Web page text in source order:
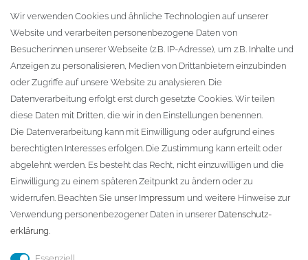
Warenkorb
Zur Kasse
KONTAKT
Fa. Steffen Jost
Söbrigener Weg 50
D-01796 Pirna
Telefon:+49 (0)3501 507295
info@dach-teufel.de
Wir verwenden Cookies und ähnliche Technologien auf unserer
Website und verarbeiten personenbezogene Daten von
Besucher:innen unserer Webseite (z.B. IP-Adresse), um z.B. Inhalte und
Anzeigen zu personalisieren, Medien von Drittanbietern einzubinden
oder Zugriffe auf unsere Website zu analysieren. Die
Datenverarbeitung erfolgt erst durch gesetzte Cookies. Wir teilen
diese Daten mit Dritten, die wir in den Einstellungen benennen.
Die Datenverarbeitung kann mit Einwilligung oder aufgrund eines
berechtigten Interesses erfolgen. Die Zustimmung kann erteilt oder
abgelehnt werden. Es besteht das Recht, nicht einzuwilligen und die
Einwilligung zu einem späteren Zeitpunkt zu ändern oder zu
widerrufen. Beachten Sie unser Impressum und weitere Hinweise zur
Verwendung personenbezogener Daten in unserer Daten­schutz­
erklärung.